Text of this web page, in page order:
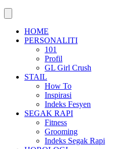
HOME
PERSONALITI
101
Profil
GL Girl Crush
STAIL
How To
Inspirasi
Indeks Fesyen
SEGAK RAPI
Fitness
Grooming
Indeks Segak Rapi